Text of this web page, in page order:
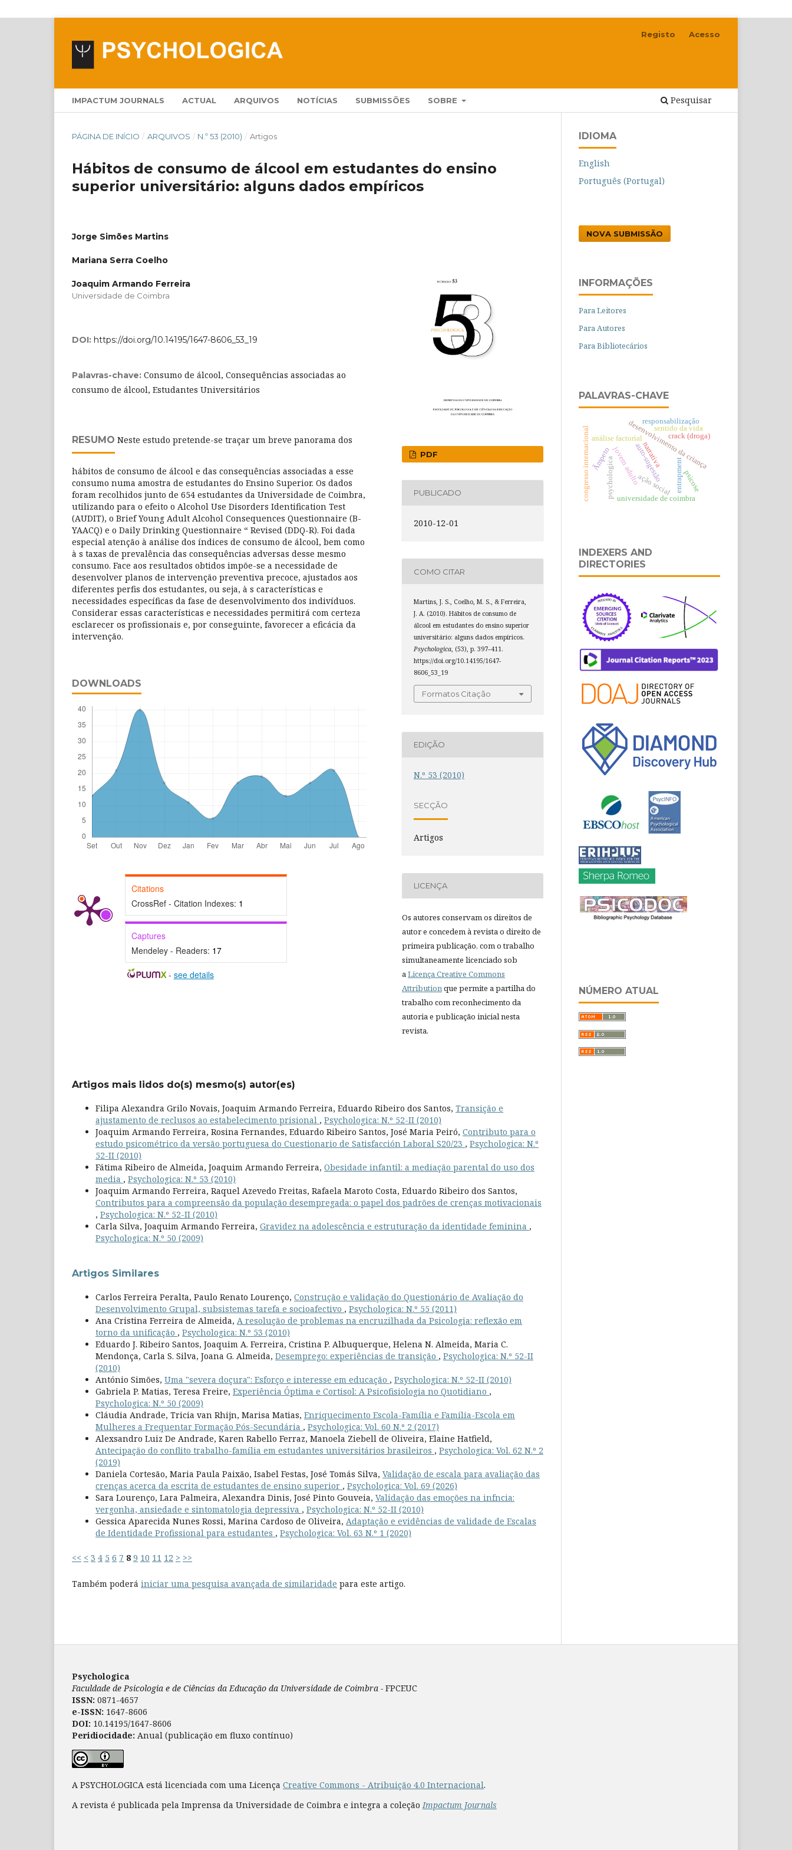
IMPACTUM JOURNALS ACTUAL ARQUIVOS NOTÍCIAS SUBMISSÕES SOBRE Pesquisar
Registo Acesso
PÁGINA DE INÍCIO / ARQUIVOS / N.º 53 (2010) / Artigos
Hábitos de consumo de álcool em estudantes do ensino
superior universitário: alguns dados empíricos
Jorge Simões Martins
Mariana Serra Coelho
Joaquim Armando Ferreira
Universidade de Coimbra
DOI: https://doi.org/10.14195/1647-8606_53_19
Palavras-chave: Consumo de álcool, Consequências associadas ao
consumo de álcool, Estudantes Universitários
RESUMO Neste estudo pretende-se traçar um breve panorama dos
hábitos de consumo de álcool e das consequências associadas a esse
consumo numa amostra de estudantes do Ensino Superior. Os dados
foram recolhidos junto de 654 estudantes da Universidade de Coimbra,
utilizando para o efeito o Alcohol Use Disorders Identification Test
(AUDIT), o Brief Young Adult Alcohol Consequences Questionnaire (B-
YAACQ) e o Daily Drinking Questionnaire “ Revised (DDQ-R). Foi dada
especial atenção à análise dos índices de consumo de álcool, bem como
à s taxas de prevalência das consequências adversas desse mesmo
consumo. Face aos resultados obtidos impõe-se a necessidade de
desenvolver planos de intervenção preventiva precoce, ajustados aos
diferentes perfis dos estudantes, ou seja, à s características e
necessidades específicas da fase de desenvolvimento dos indivíduos.
Considerar essas características e necessidades permitirá com certeza
esclarecer os profissionais e, por conseguinte, favorecer a eficácia da
intervenção.
DOWNLOADS
Citations
CrossRef - Citation Indexes: 1
Captures
Mendeley - Readers: 17
- see details
PDF
PUBLICADO
2010-12-01
COMO CITAR
Martins, J. S., Coelho, M. S., & Ferreira,
J. A. (2010). Hábitos de consumo de
álcool em estudantes do ensino superior
universitário: alguns dados empíricos.
Psychologica, (53), p. 397–411.
https://doi.org/10.14195/1647-
8606_53_19
Formatos Citação
EDIÇÃO
N.º 53 (2010)
SECÇÃO
Artigos
LICENÇA
Os autores conservam os direitos de
autor e concedem à revista o direito de
primeira publicação, com o trabalho
simultaneamente licenciado sob
aLicença Creative Commons
Attributionque permite a partilha do
trabalho com reconhecimento da
autoria e publicação inicial nesta
revista.
Artigos mais lidos do(s) mesmo(s) autor(es)
Filipa Alexandra Grilo Novais, Joaquim Armando Ferreira, Eduardo Ribeiro dos Santos, Transição e
ajustamento de reclusos ao estabelecimento prisional , Psychologica: N.º 52-II (2010)
Joaquim Armando Ferreira, Rosina Fernandes, Eduardo Ribeiro Santos, José Maria Peiró, Contributo para o
estudo psicométrico da versão portuguesa do Cuestionario de Satisfacción Laboral S20/23 , Psychologica: N.º
52-II (2010)
Fátima Ribeiro de Almeida, Joaquim Armando Ferreira, Obesidade infantil: a mediação parental do uso dos
media , Psychologica: N.º 53 (2010)
Joaquim Armando Ferreira, Raquel Azevedo Freitas, Rafaela Maroto Costa, Eduardo Ribeiro dos Santos,
Contributos para a compreensão da população desempregada: o papel dos padrões de crenças motivacionais
, Psychologica: N.º 52-II (2010)
Carla Silva, Joaquim Armando Ferreira, Gravidez na adolescência e estruturação da identidade feminina ,
Psychologica: N.º 50 (2009)
Artigos Similares
Carlos Ferreira Peralta, Paulo Renato Lourenço, Construção e validação do Questionário de Avaliação do
Desenvolvimento Grupal, subsistemas tarefa e socioafectivo , Psychologica: N.º 55 (2011)
Ana Cristina Ferreira de Almeida, A resolução de problemas na encruzilhada da Psicologia: reflexão em
torno da unificação , Psychologica: N.º 53 (2010)
Eduardo J. Ribeiro Santos, Joaquim A. Ferreira, Cristina P. Albuquerque, Helena N. Almeida, Maria C.
Mendonça, Carla S. Silva, Joana G. Almeida, Desemprego: experiências de transição , Psychologica: N.º 52-II
(2010)
António Simões, Uma "severa doçura": Esforço e interesse em educação , Psychologica: N.º 52-II (2010)
Gabriela P. Matias, Teresa Freire, Experiência Óptima e Cortisol: A Psicofisiologia no Quotidiano ,
Psychologica: N.º 50 (2009)
Cláudia Andrade, Tricia van Rhijn, Marisa Matias, Enriquecimento Escola-Família e Família-Escola em
Mulheres a Frequentar Formação Pós-Secundária , Psychologica: Vol. 60 N.º 2 (2017)
Alexsandro Luiz De Andrade, Karen Rabello Ferraz, Manoela Ziebell de Oliveira, Elaine Hatfield,
Antecipação do conflito trabalho-família em estudantes universitários brasileiros , Psychologica: Vol. 62 N.º 2
(2019)
Daniela Cortesão, Maria Paula Paixão, Isabel Festas, José Tomás Silva, Validação de escala para avaliação das
crenças acerca da escrita de estudantes de ensino superior , Psychologica: Vol. 69 (2026)
Sara Lourenço, Lara Palmeira, Alexandra Dinis, José Pinto Gouveia, Validação das emoções na infncia:
vergonha, ansiedade e sintomatologia depressiva , Psychologica: N.º 52-II (2010)
Gessica Aparecida Nunes Rossi, Marina Cardoso de Oliveira, Adaptação e evidências de validade de Escalas
de Identidade Profissional para estudantes , Psychologica: Vol. 63 N.º 1 (2020)
<< < 3 4 5 6 7 8 9 10 11 12 > >>
Também poderá iniciar uma pesquisa avançada de similaridade para este artigo.
IDIOMA
English
Português (Portugal)
NOVA SUBMISSÃO
INFORMAÇÕES
Para Leitores
Para Autores
Para Bibliotecários
PALAVRAS-CHAVE
auto-sugestão
ação social
universidade de coimbra
psychologica
desenvolvimento da criança
análise factorial
narrativa
entrapment
jovem adulto
crack (droga)
congresso internacional psicose
sentido da vida
Ãmpeto
responsabilização
INDEXERS AND
DIRECTORIES
NÚMERO ATUAL
Psychologica
Faculdade de Psicologia e de Ciências da Educação da Universidade de Coimbra - FPCEUC
ISSN: 0871-4657
e-ISSN: 1647-8606
DOI: 10.14195/1647-8606
Peridiocidade: Anual (publicação em fluxo contínuo)
A PSYCHOLOGICA está licenciada com uma Licença Creative Commons - Atribuição 4.0 Internacional.
A revista é publicada pela Imprensa da Universidade de Coimbra e integra a coleção Impactum Journals